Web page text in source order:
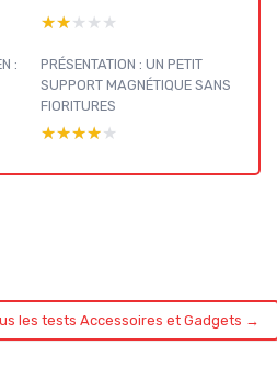
★★★★★
★★★★★
:
PRÉSENTATION : UN PETIT
SUPPORT MAGNÉTIQUE SANS
FIORITURES
★★★★★
★★★★★
les tests Accessoires et Gadgets →